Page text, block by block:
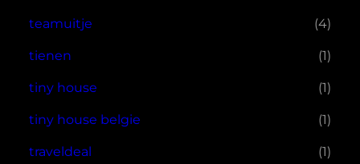
teamuitje (4)
tienen (1)
tiny house (1)
tiny house belgie (1)
traveldeal (1)